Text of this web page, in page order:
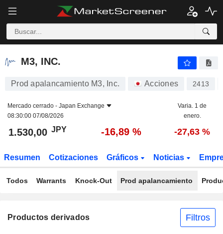
M3, INC.
M3, INC.
Prod apalancamiento M3, Inc. Acciones 2413
Mercado cerrado - Japan Exchange
08:30:00 07/08/2026
Varia. 1 de
enero.
1.530,00 JPY -16,89 % -27,63 %
Resumen Cotizaciones Gráficos Noticias
Todos Warrants Knock-Out Prod apalancamiento
Productos derivados Filtros